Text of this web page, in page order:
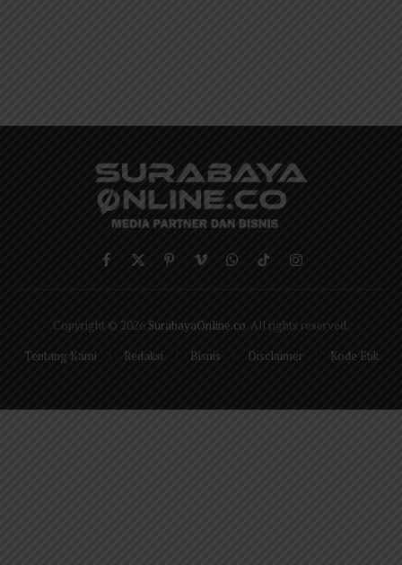
Facebook
X
PinterestVimeoWhatsApp
TikTokInstagram
Copyright © 2026 SurabayaOnline.co. All rights reserved.
Tentang Kami
Redaksi Bisnis Disclaimer Kode Etik